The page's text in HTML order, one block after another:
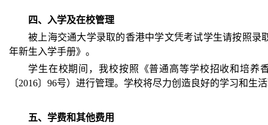
四、入学及在校管理
被上海交通大学录取的香港中学文凭考试学生请按照录
年新生入学手册》。
学生在校期间，我校按照《普通高等学校招收和培养
〔2016〕96号）进行管理。学校将尽力创造良好的学习和
五、学费和其他费用